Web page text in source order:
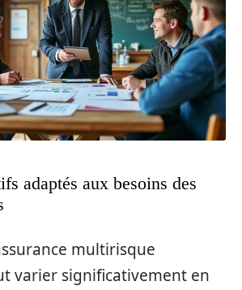
adaptés aux besoins des
multirisque
varier significativement en